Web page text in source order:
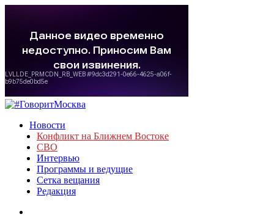
Новости
Конфликт на Ближнем Востоке
СВО
Интервью
Программы и ведущие
Сетка вещания
Редакция